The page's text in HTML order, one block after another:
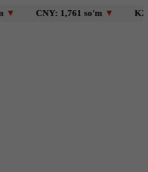
CNY: 1,761 so'm▼ KZT: